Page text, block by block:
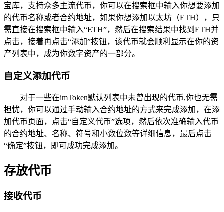
宝库，支持众多主流代币，你可以在搜索框中输入你想要添加
的代币名称或者合约地址，如果你想添加以太坊（ETH），只
需直接在搜索框中输入“ETH”，然后在搜索结果中找到ETH并
点击，接着再点击“添加”按钮，该代币就会顺利显示在你的资
产列表中，成为你数字资产的一部分。
自定义添加代币
对于一些在imToken默认列表中未曾出现的代币,你也无需
担忧，你可以通过手动输入合约地址的方式来完成添加，在添
加代币页面，点击“自定义代币”选项，然后依次准确输入代币
的合约地址、名称、符号和小数位数等详细信息，最后点击
“确定”按钮，即可成功完成添加。
存放代币
接收代币